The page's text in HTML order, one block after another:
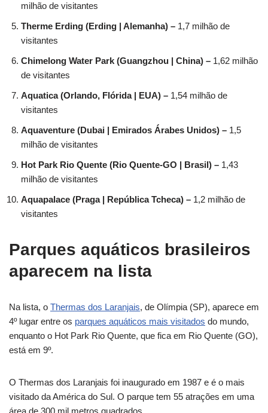
milhão de visitantes
Therme Erding (Erding | Alemanha) – 1,7 milhão de
visitantes
Chimelong Water Park (Guangzhou | China) – 1,62 milhão
de visitantes
Aquatica (Orlando, Flórida | EUA) – 1,54 milhão de
visitantes
Aquaventure (Dubai | Emirados Árabes Unidos) – 1,5
milhão de visitantes
Hot Park Rio Quente (Rio Quente-GO | Brasil) – 1,43
milhão de visitantes
Aquapalace (Praga | República Tcheca) – 1,2 milhão de
visitantes
Parques aquáticos brasileiros
aparecem na lista
Na lista, o Thermas dos Laranjais, de Olímpia (SP), aparece em
4º lugar entre os parques aquáticos mais visitados do mundo,
enquanto o Hot Park Rio Quente, que fica em Rio Quente (GO),
está em 9º.
O Thermas dos Laranjais foi inaugurado em 1987 e é o mais
visitado da América do Sul. O parque tem 55 atrações em uma